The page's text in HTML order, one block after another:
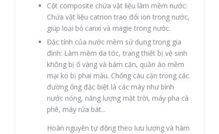
Cột composite chứa vật liệu làm mềm nước:
Chứa vật liệu catrion trao đổi ion trong nước,
giúp loại bỏ canxi và magie trong nước.
Đặc tính của nước mềm sử dụng trong gia
đình: Làm mềm da tóc, trang thiết bị vệ sinh
không bị ố vàng và bám cặn, quần áo mềm
mại ko bị phai màu. Chống cáu cặn trong các
đường ống đặc biệt là các máy như bình
nước nóng, năng lượng mặt trời, máy pha cà
phê, máy rửa bát...
Hoàn nguyên tự động theo lưu lượng và hàm